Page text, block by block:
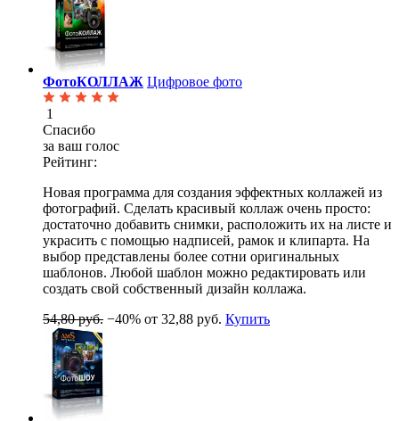
ФотоКОЛЛАЖ Цифровое фото
1
Спасибо
за ваш голос
Рейтинг:
Новая программа для создания эффектных коллажей из
фотографий. Сделать красивый коллаж очень просто:
достаточно добавить снимки, расположить их на листе и
украсить с помощью надписей, рамок и клипарта. На
выбор представлены более сотни оригинальных
шаблонов. Любой шаблон можно редактировать или
создать свой собственный дизайн коллажа.
54,80 руб. −40% от 32,88 руб. Купить